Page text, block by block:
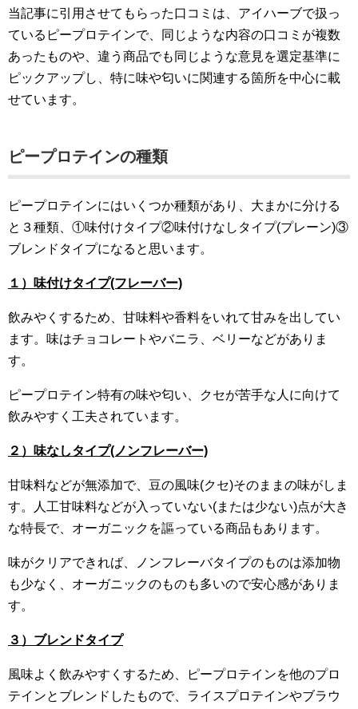
当記事に引用させてもらった口コミは、アイハーブで扱っ
ているピープロテインで、同じような内容の口コミが複数
あったものや、違う商品でも同じような意見を選定基準に
ピックアップし、特に味や匂いに関連する箇所を中心に載
せています。
ピープロテインの種類
ピープロテインにはいくつか種類があり、大まかに分ける
と３種類、①味付けタイプ②味付けなしタイプ(プレーン)③
ブレンドタイプになると思います。
１）味付けタイプ(フレーバー)
飲みやくするため、甘味料や香料をいれて甘みを出してい
ます。味はチョコレートやバニラ、ベリーなどがありま
す。
ピープロテイン特有の味や匂い、クセが苦手な人に向けて
飲みやすく工夫されています。
２）味なしタイプ(ノンフレーバー)
甘味料などが無添加で、豆の風味(クセ)そのままの味がしま
す。人工甘味料などが入っていない(または少ない)点が大き
な特長で、オーガニックを謳っている商品もあります。
味がクリアできれば、ノンフレーバタイプのものは添加物
も少なく、オーガニックのものも多いので安心感がありま
す。
３）ブレンドタイプ
風味よく飲みやすくするため、ピープロテインを他のプロ
テインとブレンドしたもので、ライスプロテインやブラウ